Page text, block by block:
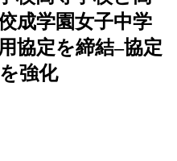
成学園女子中学
協定を締結–協定
強化